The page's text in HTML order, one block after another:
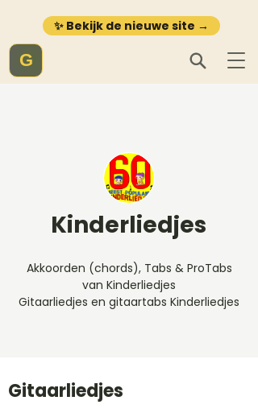
✨ Bekijk de nieuwe site →
G
Kinderliedjes
Akkoorden (chords), Tabs & ProTabs
van Kinderliedjes
Gitaarliedjes en gitaartabs Kinderliedjes
Gitaarliedjes